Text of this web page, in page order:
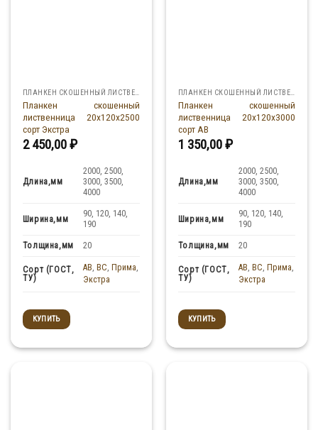
Планкен скошенный
лиственница 20x120x2500
сорт Экстра
2 450,00₽
Длина,мм
2000, 2500,
3000, 3500,
4000
Ширина,мм
90, 120, 140,
190
Толщина,мм 20
Сорт (ГОСТ,
ТУ)
AB, BC, Прима,
Экстра
КУПИТЬ
Планкен скошенный
лиственница 20x120x3000
сорт АВ
1 350,00₽
Длина,мм
2000, 2500,
3000, 3500,
4000
Ширина,мм
90, 120, 140,
190
Толщина,мм 20
Сорт (ГОСТ,
ТУ)
AB, BC, Прима,
Экстра
КУПИТЬ